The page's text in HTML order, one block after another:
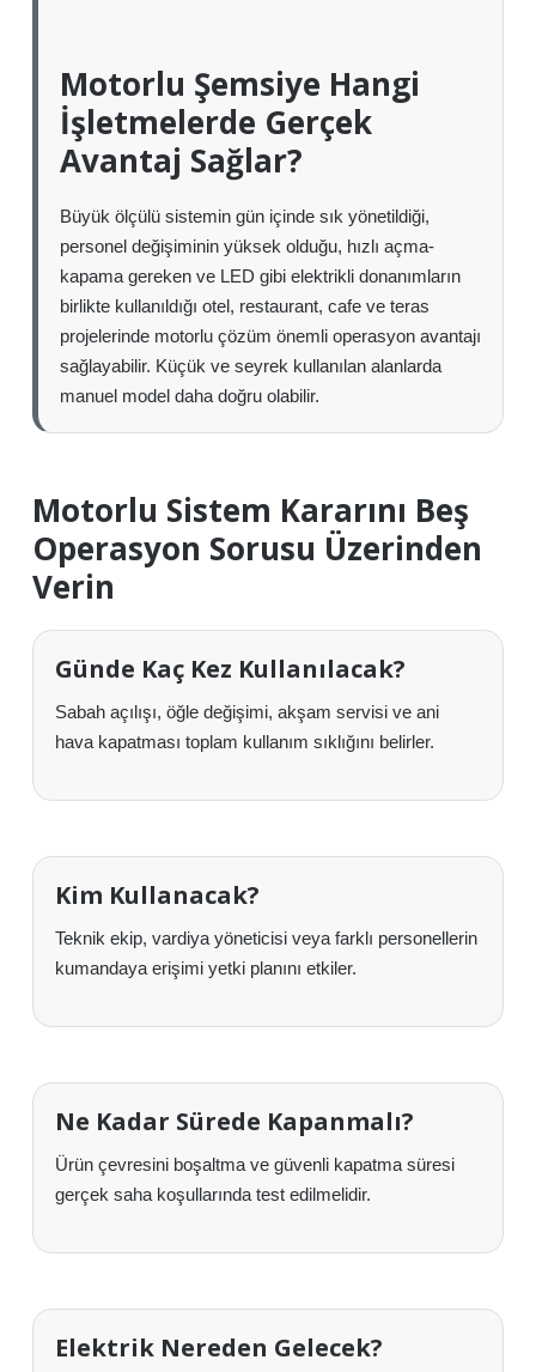
Motorlu Şemsiye Hangi
İşletmelerde Gerçek
Avantaj Sağlar?
Büyük ölçülü sistemin gün içinde sık yönetildiği,
personel değişiminin yüksek olduğu, hızlı açma-
kapama gereken ve LED gibi elektrikli donanımların
birlikte kullanıldığı otel, restaurant, cafe ve teras
projelerinde motorlu çözüm önemli operasyon avantajı
sağlayabilir. Küçük ve seyrek kullanılan alanlarda
manuel model daha doğru olabilir.
Motorlu Sistem Kararını Beş
Operasyon Sorusu Üzerinden
Verin
Günde Kaç Kez Kullanılacak?
Sabah açılışı, öğle değişimi, akşam servisi ve ani
hava kapatması toplam kullanım sıklığını belirler.
Kim Kullanacak?
Teknik ekip, vardiya yöneticisi veya farklı personellerin
kumandaya erişimi yetki planını etkiler.
Ne Kadar Sürede Kapanmalı?
Ürün çevresini boşaltma ve güvenli kapatma süresi
gerçek saha koşullarında test edilmelidir.
Elektrik Nereden Gelecek?